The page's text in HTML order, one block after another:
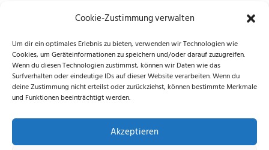
Cookie-Zustimmung verwalten
Um dir ein optimales Erlebnis zu bieten, verwenden wir Technologien wie
Cookies, um Geräteinformationen zu speichern und/oder darauf zuzugreifen.
Wenn du diesen Technologien zustimmst, können wir Daten wie das
Surfverhalten oder eindeutige IDs auf dieser Website verarbeiten. Wenn du
deine Zustimmung nicht erteilst oder zurückziehst, können bestimmte Merkmale
und Funktionen beeinträchtigt werden.
Akzeptieren